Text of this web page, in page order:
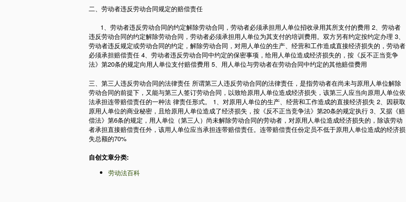
二、劳动者违反劳动合同规定的赔偿责任
1、劳动者违反劳动合同的约定解除劳动合同，劳动者必须承担用人单位招收录用其所支付的费用 2、劳动者
违反劳动合同的约定解除劳动合同，劳动者必须承担用人单位为其支付的培训费用。双方另有约定按约定办理 3、
劳动者违反规定或劳动合同的约定，解除劳动合同，对用人单位的生产、经营和工作造成直接经济损失的，劳动者
必须承担赔偿责任 4、劳动者违反劳动合同中约定的保密事项，给用人单位造成经济损失的，按《反不正当竞争
法》第20条的规定向用人单位支付赔偿费用 5、用人单位与劳动者在劳动合同中约定的其他赔偿费用
三、第三人违反劳动合同的法律责任 所谓第三人违反劳动合同的法律责任，是指劳动者在尚未与原用人单位解除
劳动合同的前提下，又能与第三人签订劳动合同，以致给原用人单位造成经济损失，该第三人应当向原用人单位依
法承担连带赔偿责任的一种法 律责任形式。 1、对原用人单位的生产、经营和工作造成的直接经济损失 2、因获取
原用人单位的商业秘密，且给原用人单位造成了经济损失，按《反不正当竞争法》第20条的规定执行 3、又据《赔
偿法》第6条的规定，用人单位（第三人）尚未解除劳动合同的劳动者，对原用人单位造成经济损失的，除该劳动
者承担直接赔偿责任外，该用人单位应当承担连带赔偿责任。连带赔偿责任份定员不低于原用人单位造成的经济损
失总额的70%
自创文章分类:
劳动法百科